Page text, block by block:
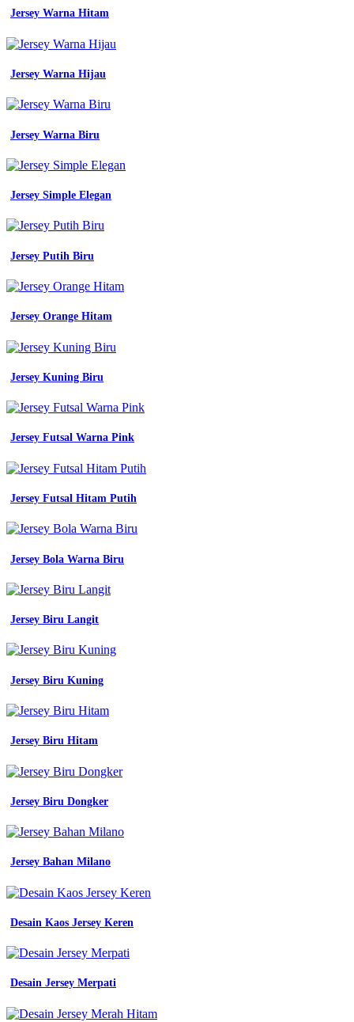
biru
muda
detail
jersey
warna
emas
nomer
jersey
putih
emas
jersey
bikin
jersey
satuan
futsal
corak
putih
printing
jersey
jersey
futsal
warna
emas
50
koleksi
jersey
warna
Seragam
Jurusan
Tkj
hitam
emas
50
koleksi
jersey
warna
emas
koleksi
Contoh
Motif
Jersey
-
Baju
Lapangan
Warna
Jersey Warna Hitam
Jersey Warna Hijau
Jersey Warna Biru
Jersey Simple Elegan
Jersey Putih Biru
Jersey Orange Hitam
Jersey Kuning Biru
Jersey Futsal Warna Pink
Jersey Futsal Hitam Putih
Jersey Bola Warna Biru
Jersey Biru Langit
Jersey Biru Kuning
Jersey Biru Hitam
Jersey Biru Dongker
Jersey Bahan Milano
Desain Kaos Jersey Keren
Desain Jersey Merpati